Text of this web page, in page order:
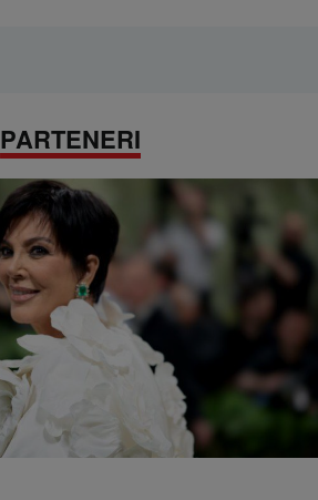
PARTENERI